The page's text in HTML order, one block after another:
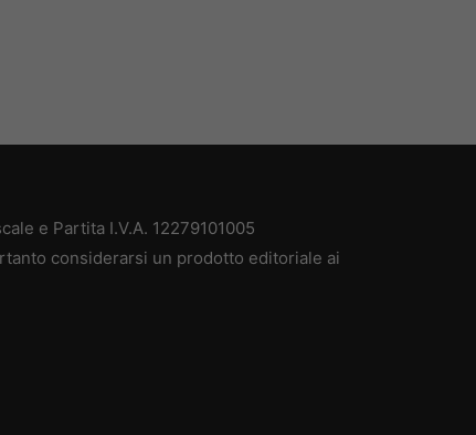
e Partita I.V.A. 12279101005
considerarsi un prodotto editoriale ai